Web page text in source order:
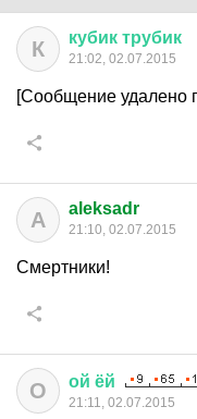
К кубик трубик
21:02, 02.07.2015
[Сообщение удалено
A aleksadr
21:10, 02.07.2015
Смертники!
О ой ёй
21:11, 02.07.2015